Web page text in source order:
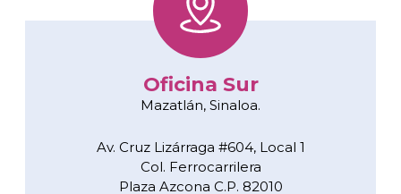
Oficina Sur
Mazatlán, Sinaloa.
Av. Cruz Lizárraga #604, Local 1
Col. Ferrocarrilera
Plaza Azcona C.P. 82010